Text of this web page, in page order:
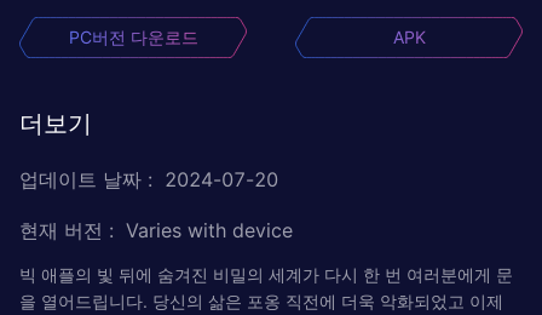
PC버전 다운로드 APK
더보기
업데이트 날짜 : 2024-07-20
현재 버전 : Varies with device
빅 애플의 빛 뒤에 숨겨진 비밀의 세계가 다시 한 번 여러분에게 문
을 열어드립니다. 당신의 삶은 포옹 직전에 더욱 악화되었고 이제